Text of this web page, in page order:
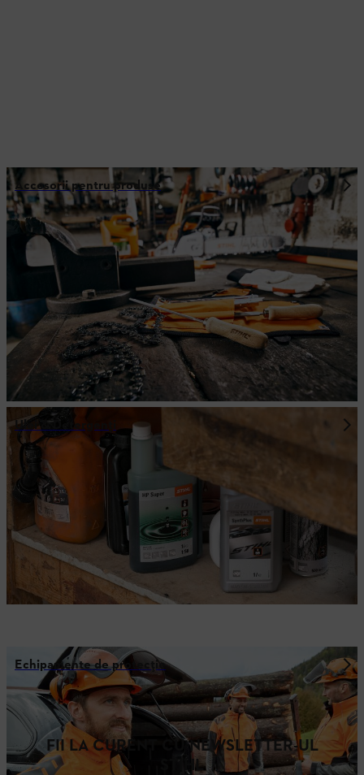
Accesorii pentru produse
Ulei & Detergenţi
Echipamente de protecție
FII LA CURENT CU NEWSLETTER-UL
STIHL